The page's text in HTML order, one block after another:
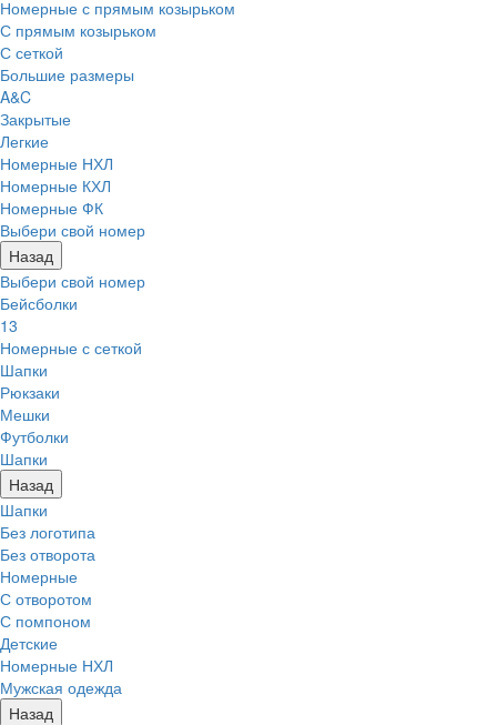
Номерные с прямым козырьком
С прямым козырьком
С сеткой
Большие размеры
A&C
Закрытые
Легкие
Номерные НХЛ
Номерные КХЛ
Номерные ФК
Выбери свой номер
Назад
Выбери свой номер
Бейсболки
13
Номерные с сеткой
Шапки
Рюкзаки
Мешки
Футболки
Шапки
Назад
Шапки
Без логотипа
Без отворота
Номерные
С отворотом
С помпоном
Детские
Номерные НХЛ
Мужская одежда
Назад